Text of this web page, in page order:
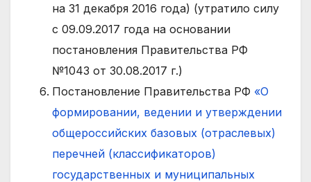
на 31 декабря 2016 года) (утратило силу
с 09.09.2017 года на основании
постановления Правительства РФ
№1043 от 30.08.2017 г.)
Постановление Правительства РФ «О
формировании, ведении и утверждении
общероссийских базовых (отраслевых)
перечней (классификаторов)
государственных и муниципальных